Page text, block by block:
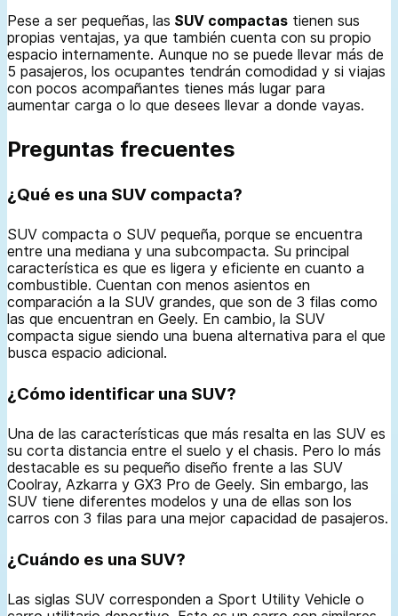
Pese a ser pequeñas, las SUV compactas tienen sus
propias ventajas, ya que también cuenta con su propio
espacio internamente. Aunque no se puede llevar más de
5 pasajeros, los ocupantes tendrán comodidad y si viajas
con pocos acompañantes tienes más lugar para
aumentar carga o lo que desees llevar a donde vayas.
Preguntas frecuentes
¿Qué es una SUV compacta?
SUV compacta o SUV pequeña, porque se encuentra
entre una mediana y una subcompacta. Su principal
característica es que es ligera y eficiente en cuanto a
combustible. Cuentan con menos asientos en
comparación a la SUV grandes, que son de 3 filas como
las que encuentran en Geely. En cambio, la SUV
compacta sigue siendo una buena alternativa para el que
busca espacio adicional.
¿Cómo identificar una SUV?
Una de las características que más resalta en las SUV es
su corta distancia entre el suelo y el chasis. Pero lo más
destacable es su pequeño diseño frente a las SUV
Coolray, Azkarra y GX3 Pro de Geely. Sin embargo, las
SUV tiene diferentes modelos y una de ellas son los
carros con 3 filas para una mejor capacidad de pasajeros.
¿Cuándo es una SUV?
Las siglas SUV corresponden a Sport Utility Vehicle o